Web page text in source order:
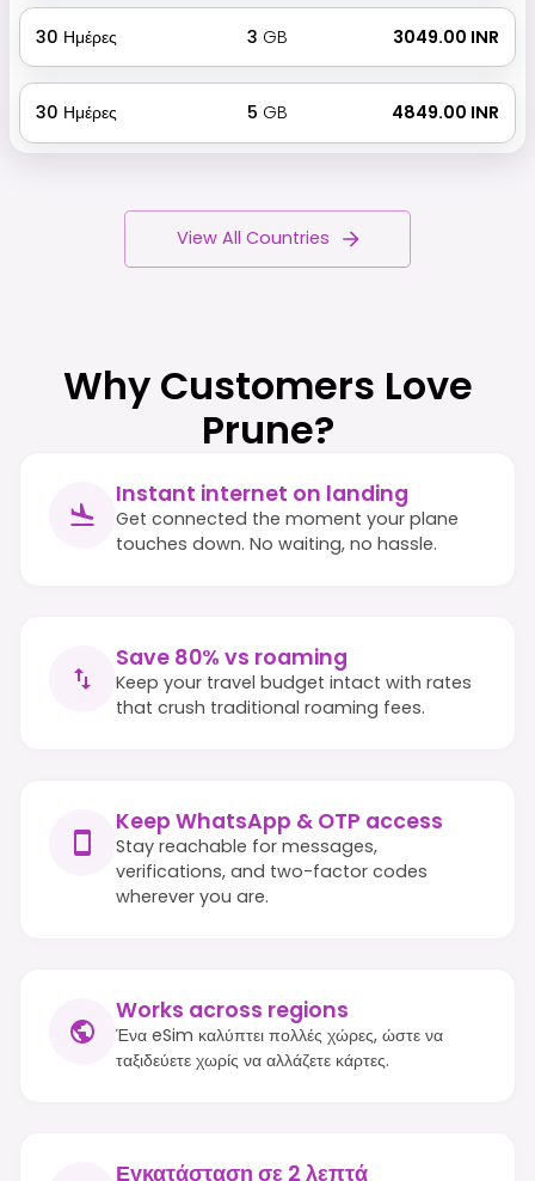
30 Ημέρες 3 GB ₹ 3049.00 INR
30 Ημέρες 5 GB ₹ 4849.00 INR
View All Countries
Why Customers Love
Prune?
Instant internet on landing
Get connected the moment your plane
touches down. No waiting, no hassle.
Save 80% vs roaming
Keep your travel budget intact with rates
that crush traditional roaming fees.
Keep WhatsApp & OTP access
Stay reachable for messages,
verifications, and two-factor codes
wherever you are.
Works across regions
Ένα eSim καλύπτει πολλές χώρες, ώστε να
ταξιδεύετε χωρίς να αλλάζετε κάρτες.
Εγκατάσταση σε 2 λεπτά